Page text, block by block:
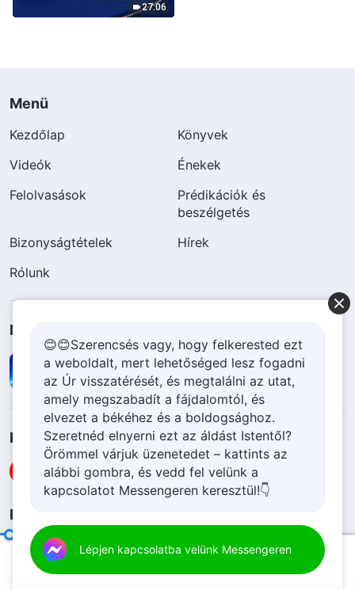
27:06
Menü
Kezdőlap
Könyvek
Videók
Énekek
Felolvasások
Prédikációk és
beszélgetés
Bizonyságtételek
Hírek
Rólunk
Mindenható Isten Egyháza App letöltése
Kövessen minket
Lépjen kapcsolatba velünk
+36-70-207-6063
contact.hu@godfootsteps.org
😊😊Szerencsés vagy, hogy felkerested ezt
a weboldalt, mert lehetőséged lesz fogadni
az Úr visszatérését, és megtalálni az utat,
amely megszabadít a fájdalomtól, és
elvezet a békéhez és a boldogsághoz.
Szeretnéd elnyerni ezt az áldást Istentől?
Örömmel várjuk üzenetedet – kattints az
alábbi gombra, és vedd fel velünk a
kapcsolatot Messengeren keresztül!👇
Lépjen kapcsolatba velünk Messengeren
Egyéb témákra vonatkozó szavak(79. szemelvény)